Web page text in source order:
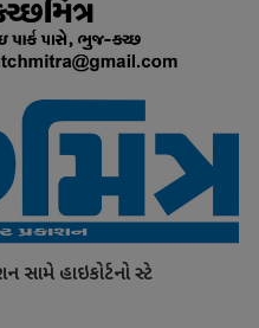
સામે હાઇકોર્ટનો સ્ટે